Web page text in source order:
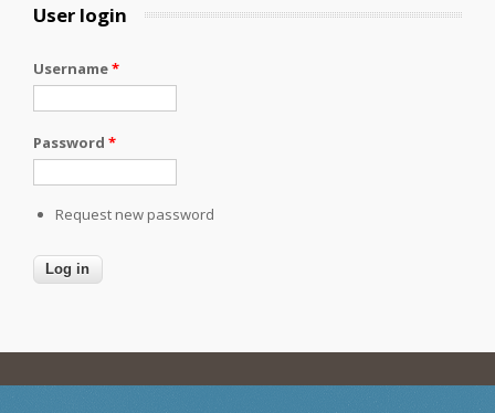
User login
Username*
Password *
Request new password